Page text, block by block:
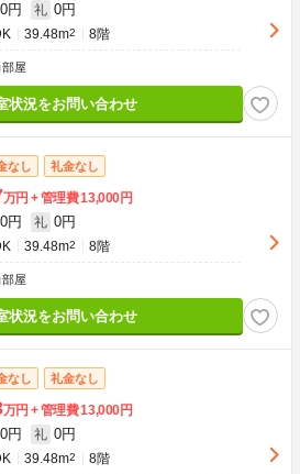
0円 礼 0円
39.48m2 8階
部屋
状況をお問い合わせ
なし 礼金なし
万円 管理費13,000円
0円 礼 0円
39.48m2 8階
部屋
状況をお問い合わせ
なし 礼金なし
万円 管理費13,000円
0円 礼 0円
39.48m2 8階